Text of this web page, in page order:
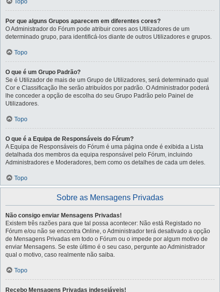
Topo
Por que alguns Grupos aparecem em diferentes cores?
O Administrador do Fórum pode atribuir cores aos Utilizadores de um
determinado grupo, para identificá-los diante de outros Utilizadores e grupos.
Topo
O que é um Grupo Padrão?
Se é Utilizador de mais de um Grupo de Utilizadores, será determinado qual
Cor e Classificação lhe serão atribuídos por padrão. O Administrador poderá
lhe conceder a opção de escolha do seu Grupo Padrão pelo Painel de
Utilizadores.
Topo
O que é a Equipa de Responsáveis do Fórum?
A Equipa de Responsáveis do Fórum é uma página onde é exibida a Lista
detalhada dos membros da equipa responsável pelo Fórum, incluindo
Administradores e Moderadores, bem como os detalhes de cada um deles.
Topo
Sobre as Mensagens Privadas
Não consigo enviar Mensagens Privadas!
Existem três razões para que tal possa acontecer: Não está Registado no
Fórum e/ou não se encontra Online, o Administrador terá desativado a opção
de Mensagens Privadas em todo o Fórum ou o impede por algum motivo de
enviar Mensagens. Se este último é o seu caso, pergunte ao Administrador
qual o motivo, caso realmente não saiba.
Topo
Recebo Mensagens Privadas indesejáveis!